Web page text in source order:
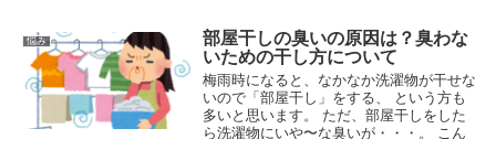
2015.06.17
悩み
部屋干しの臭いの原因は？臭わな
いための干し方について
梅雨時になると、なかなか洗濯物が干せな
いので「部屋干し」をする、 という方も
多いと思います。 ただ、部屋干しをした
ら洗濯物にいや〜な臭いが・・・。 こん